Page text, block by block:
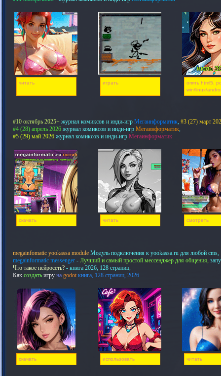
читать играть
опять html5,
win/linux/
#10 октябрь 2025+ журнал комиксов и инди-игр Мегаинформатик, #3 (27) март
#4 (28) апрель 2026 журнал комиксов и инди-игр Мегаинформатик,
#5 (29) май 2026 журнал комиксов и инди-игр Мегаинформатик
скачать читать смотреть
megainfomatic yookassa module Модуль подключения к yookassa.ru для любой cms,
megainformatic messenger - Лучший и самый простой мессенджер для общения,
Что такое нейросеть? - книга 2026, 128 страниц.
Как создать игру на godot книга, 128 страниц, 2026
скачать использовать читать